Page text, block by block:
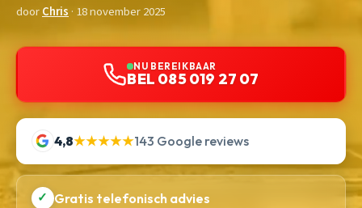
doorChris · 18 november 2025
NU BEREIKBAAR
BEL 085 019 27 07
4,8★★★★★143 Google reviews
✓ Gratis telefonisch advies